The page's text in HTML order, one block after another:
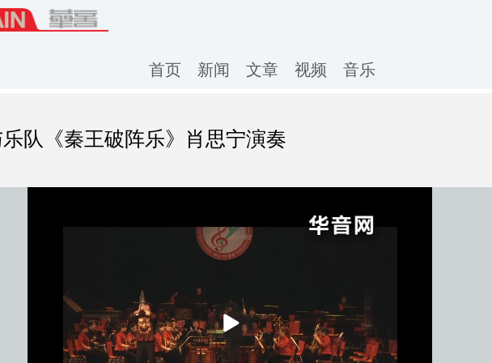
首页 新闻 文章 视频 音乐
队《秦王破阵乐》肖思宁演奏
播
放